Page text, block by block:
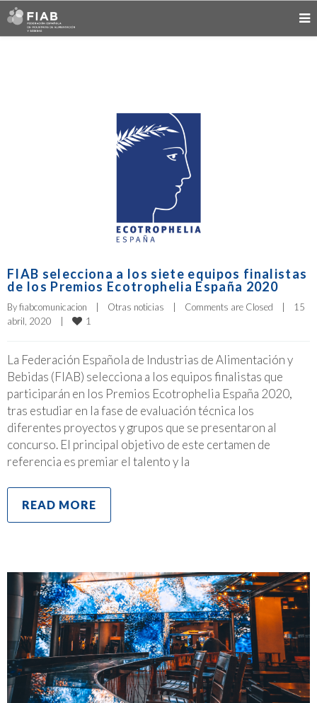
FIAB selecciona a los siete equipos finalistas
de los Premios Ecotrophelia España 2020
By fiabcomunicacion Otras noticias Comments are Closed
15
abril, 2020
1
La Federación Española de Industrias de Alimentación y
Bebidas (FIAB) selecciona a los equipos finalistas que
participarán en los Premios Ecotrophelia España 2020,
tras estudiar en la fase de evaluación técnica los
diferentes proyectos y grupos que se presentaron al
concurso. El principal objetivo de este certamen de
referencia es premiar el talento y la
READ MORE